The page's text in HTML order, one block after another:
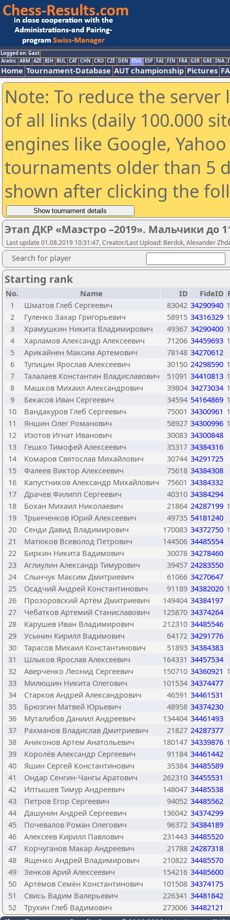
Logged on: Gast
Arabic ARM AZE BIH BUL CAT CHN CRO CZE DEN ENG ESP FAI FIN FRA GER GRE INA
Home Tournament-Database AUT championship Pictures
Note: To reduce the
of all links (daily 100.000
engines like Google,
tournaments older than 5
shown after clicking the
Этап ДКР «Маэстро –2019». Мальчики до
Last update 01.08.2019 10:31:47, Creator/Last Upload: Berdsk, Alexander
Search for player
Starting rank
No. Name ID FideID
1
Шматов Глеб Сергеевич 83042 34290940
2
Гуленко Захар Григорьевич 58915 34316329
3
Храмушкин Никита Владимирович 49367 34290400
4
Харламов Александр Алексеевич 71206 34459693
5
Арикайнен Максим Артемович 78148 34270612
6
Тупицин Ярослав Алексеевич 30150 24298590
7
Талалаев Константин Владиславович 51091 34410813
8
Машков Михаил Александрович 39804 34273034
9
Бекасов Иван Сергеевич 34594 54164869
10
Вандакуров Глеб Сергеевич 75001 34300961
11
Яншин Олег Романович 58927 34300996
12
Изотов Игнат Иванович 30083 34300848
13
Гешко Тимофей Алексеевич 35317 34384316
14
Комаров Святослав Михайлович 30744 34291725
15
Фалеев Виктор Алексеевич 75618 34384308
16
Капустников Александр Михайлович 75601 34384332
17
Драчев Филипп Сергеевич 40310 34384294
18
Бохан Михаил Николаевич 21864 24287199
19
Трынченков Юрий Алексеевич 49735 54181240
20
Сенди Давид Владимирович 170083 34372750
21
Матюков Всеволод Петрович 144506 34485554
22
Биркин Никита Вадимович 30078 34278460
23
Аглиулин Александр Тимурович 39457 24283550
24
Слынчук Максим Дмитриевич 61066 34270647
25
Осадчий Андрей Константинович 91189 34382020
26
Прозоровский Артём Дмитриевич 149404 34384197
27
Чебатков Артемий Станиславович 125870 34374264
28
Карушев Иван Владимирович 212310 34485546
29
Усынин Кирилл Вадимович 64172 34291776
30
Тарасов Михаил Константинович 51893 34384383
31
Шлыков Ярослав Алексеевич 164331 34457534
32
Аверченко Леонид Сергеевич 150710 34360921
33
Милюшин Никита Олегович 101534 34374477
34
Старков Андрей Александрович 46591 34461531
35
Брюзгин Матвей Юрьевич 48958 34374230
36
Муталибов Даниил Андреевич 134404 34461493
37
Рахманов Владислав Дмитриевич 21827 24287377
38
Аниконов Артем Анатольевич 180147 34339876
39
Королёв Александр Сергеевич 91184 34461442
40
Яшин Сергей Константинович 35384 34485589
41
Ондар Сенгин-Чангы Аратович 262310 34455531
42
Иптышев Тимур Андреевич 148047 34485538
43
Петров Егор Сергеевич 94052 34485562
44
Дашунин Андрей Сергеевич 136042 34374299
45
Почевалов Роман Олегович 96372 34384189
46
Алексеев Кирилл Павлович 231443 34485520
47
Корчуганов Макар Андреевич 21788 24287318
48
Ященко Андрей Владимирович 210822 34485570
49
Зенков Арий Алексеевич 154216 34485600
50
Артёмов Семён Константинович 101508 34374175
51
Свись Вадим Валерьевич 226341 34481842
52
Трухин Глеб Вадимович 273006 34482121